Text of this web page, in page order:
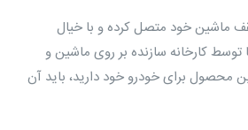
ماشین خود متصل کرده و با خیال
کارخانه سازنده بر روی ماشین و
محصول برای خودرو خود دارید، باید آن